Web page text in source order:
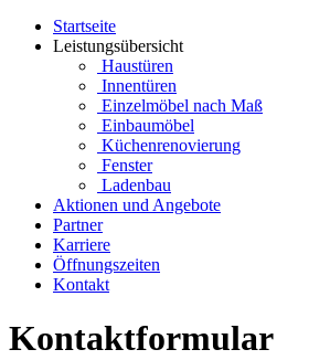
Startseite
Leistungsübersicht
Haustüren
Innentüren
Einzelmöbel nach Maß
Einbaumöbel
Küchenrenovierung
Fenster
Ladenbau
Aktionen und Angebote
Partner
Karriere
Öffnungszeiten
Kontakt
Kontaktformular